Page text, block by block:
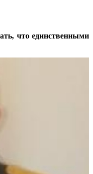
что единственными